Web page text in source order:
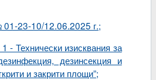
01-23-10/12.06.2025 г.;
Технически изисквания за
дезинсекция и
и закрити площи”;